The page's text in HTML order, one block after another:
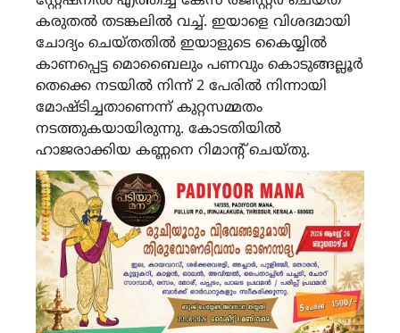
കരുതൽ തടങ്കലിൽ വച്ച്. ഇയാളെ വിശദമായി
ചോദ്യം ചെയ്തതിൽ ഇയാളുടെ കൈയ്യിൽ
കാണപ്പെട്ട മൊബൈലും പണവും കൊടുങ്ങല്ലൂർ
തെക്കെ നടയിൽ നിന്ന് 2 പേരിൽ നിന്നായി
മോഷ്ടിച്ചതാണെന്ന് കുറ്റസമ്മതം
നടത്തുകയായിരുന്നു. കോടതിയിൽ
ഹാജരാക്കിയ കണ്ണനെ റിമാന്റ് ചെയ്തു.